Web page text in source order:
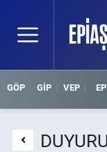
GÖP GİP VEP